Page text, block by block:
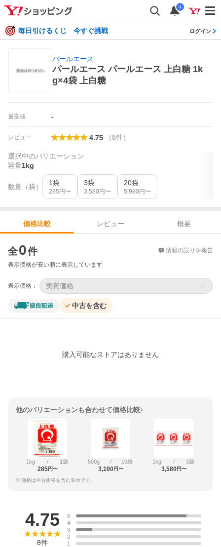
i
毎日引けるくじ 今すぐ挑戦 ログイン
パールエース
パールエース パールエース 上白糖 1k
g×4袋 上白糖
最安値 -
レビュー 4.75 （8件）
選択中のバリエーション
容量1kg
数量（袋） 1袋
285 円〜
3袋
3,580 円〜
20袋
5,980 円〜
価格比較 レビュー
概要
全0件 情報の誤りを報告
表示価格が安い順に表示しています
表示価格： 実質価格
中古を含む
購入可能なストアはありません
他のバリエーションも合わせて価格比較
1kg / 1袋
285円〜
500g / 10袋
3,100円〜
1kg / 3袋
3,580円〜
※ 価格は中古価格を含む表示です。
4.75
8件
5
4
3
2
1